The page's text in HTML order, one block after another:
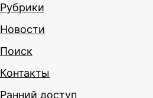
Рубрики
Новости
Поиск
Контакты
Ранний доступ